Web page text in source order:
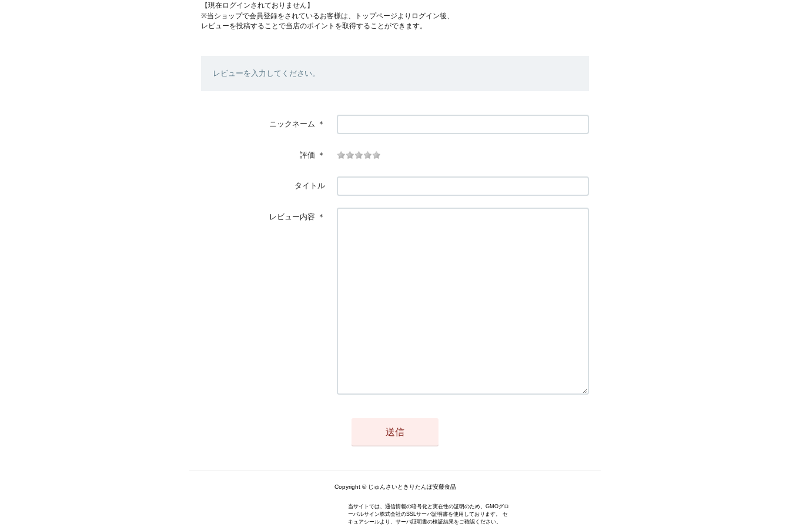
【現在ログインされておりません】
※当ショップで会員登録をされているお客様は、トップページよりログイン後、
レビューを投稿することで当店のポイントを取得することができます。
レビューを入力してください。
ニックネーム ＊
評価 ＊
タイトル
レビュー内容 ＊
Copyright © じゅんさいときりたんぽ安藤食品
当サイトでは、通信情報の暗号化と実在性の証明のため、GMOグロ
ーバルサイン株式会社のSSLサーバ証明書を使用しております。 セ
キュアシールより、サーバ証明書の検証結果をご確認ください。